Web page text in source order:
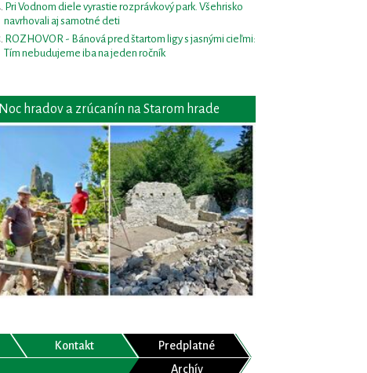
Pri Vodnom diele vyrastie rozprávkový park. Všehrisko
navrhovali aj samotné deti
ROZHOVOR - Bánová pred štartom ligy s jasnými cieľmi:
Tím nebudujeme iba na jeden ročník
Noc hradov a zrúcanín na Starom hrade
Kontakt
Predplatné
Archív